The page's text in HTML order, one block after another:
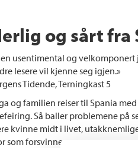
og sårt fra
en usentimental og
lesere vil kjenne seg igjen.»
Tidende, Terningkast 5
og familien reiser til Spania
Så baller problemene på
kvinne midt i livet,
som forsvinner.